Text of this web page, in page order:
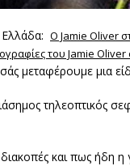
O Jamie Oliver
του Jamie Oliver
μεταφέρουμε μια
τηλεοπτικός
και πως ήδη